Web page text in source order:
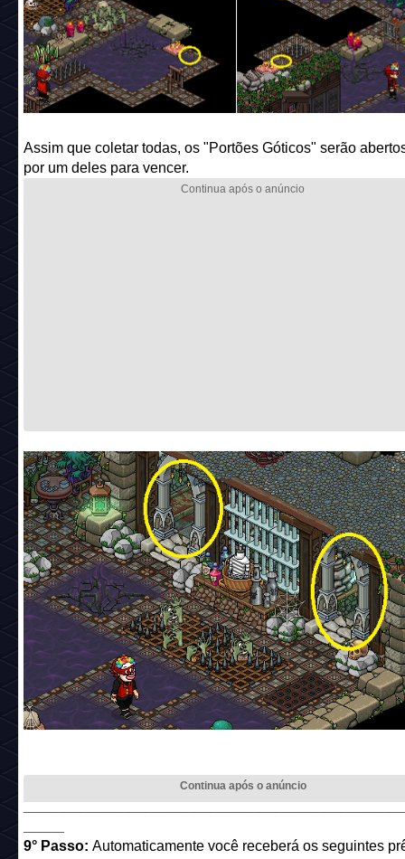
Assim que coletar todas, os "Portões Góticos" serão
por um deles para vencer.
9° Passo: Automaticamente você receberá os seguintes